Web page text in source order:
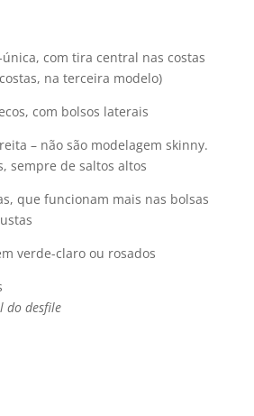
com tira central nas costas
na terceira modelo)
com bolsos laterais
– não são modelagem skinny.
sempre de saltos altos
que funcionam mais nas bolsas
verde-claro ou rosados
do desfile